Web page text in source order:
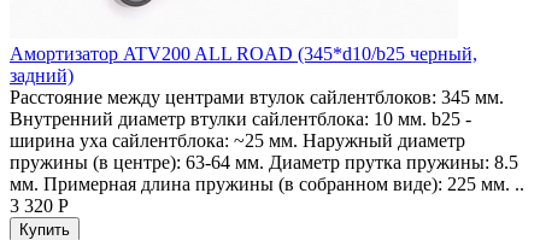
Амортизатор ATV200 ALL ROAD (345*d10/b25 черный,
задний)
Расстояние между центрами втулок сайлентблоков: 345 мм.
Внутренний диаметр втулки сайлентблока: 10 мм. b25 -
ширина уха сайлентблока: ~25 мм. Наружный диаметр
пружины (в центре): 63-64 мм. Диаметр прутка пружины: 8.5
мм. Примерная длина пружины (в собранном виде): 225 мм. ..
3 320 Р